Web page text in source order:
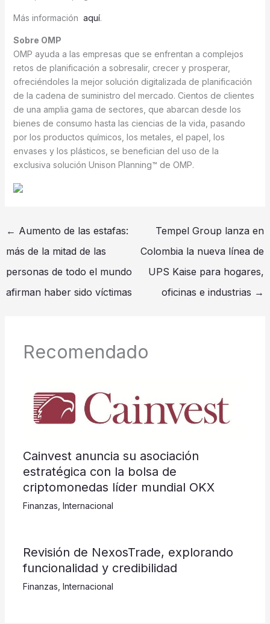
Más información aquí.
Sobre OMP
OMP ayuda a las empresas que se enfrentan a complejos
retos de planificación a sobresalir, crecer y prosperar,
ofreciéndoles la mejor solución digitalizada de planificación
de la cadena de suministro del mercado. Cientos de clientes
de una amplia gama de sectores, que abarcan desde los
bienes de consumo hasta las ciencias de la vida, pasando
por los productos químicos, los metales, el papel, los
envases y los plásticos, se benefician del uso de la
exclusiva solución Unison Planning™ de OMP.
← Aumento de las estafas:
más de la mitad de las
personas de todo el mundo
afirman haber sido víctimas
Tempel Group lanza en
Colombia la nueva línea de
UPS Kaise para hogares,
oficinas e industrias →
Recomendado
Cainvest anuncia su asociación
estratégica con la bolsa de
criptomonedas líder mundial OKX
Finanzas Internacional
Revisión de NexosTrade, explorando
funcionalidad y credibilidad
Finanzas Internacional